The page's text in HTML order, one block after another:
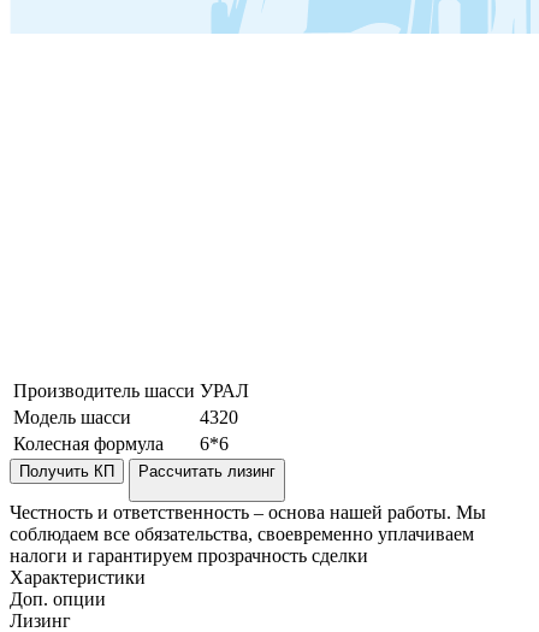
Производитель шасси УРАЛ
Модель шасси
4320
Колесная формула
6*6
Получить КП Рассчитать лизинг
Честность и ответственность – основа нашей работы. Мы
соблюдаем все обязательства, своевременно уплачиваем
налоги и гарантируем прозрачность сделки
Характеристики
Доп. опции
Лизинг